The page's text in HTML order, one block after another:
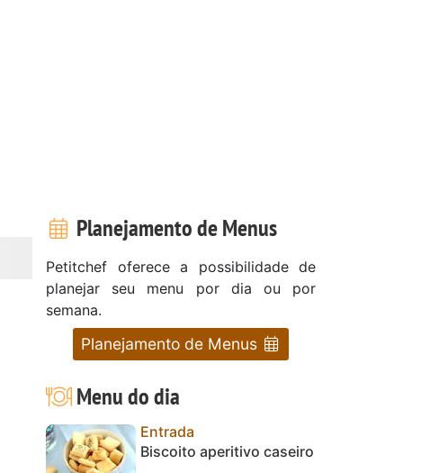
Planejamento de Menus
Petitchef oferece a possibilidade de
planejar seu menu por dia ou por
semana.
Planejamento de Menus
Menu do dia
Entrada
Biscoito aperitivo caseiro